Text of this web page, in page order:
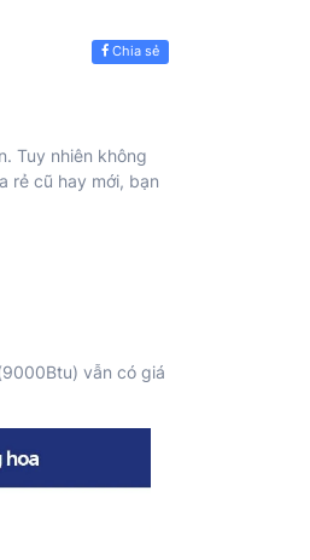
Chia sẻ
Tuy nhiên không
rẻ cũ hay mới, bạn
vẫn có giá